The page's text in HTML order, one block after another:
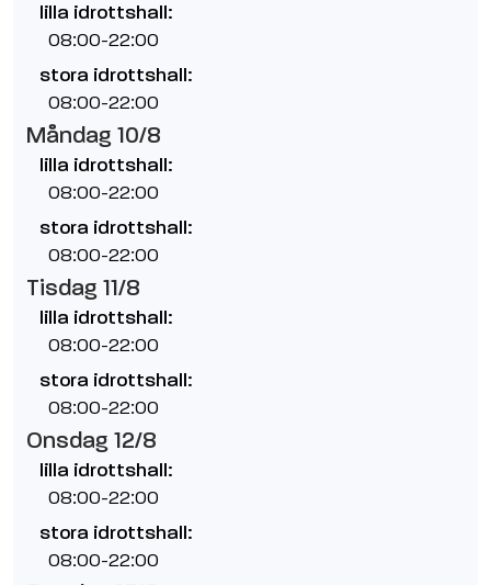
lilla idrottshall:
08:00-22:00
stora idrottshall:
08:00-22:00
Måndag 10/8
lilla idrottshall:
08:00-22:00
stora idrottshall:
08:00-22:00
Tisdag 11/8
lilla idrottshall:
08:00-22:00
stora idrottshall:
08:00-22:00
Onsdag 12/8
lilla idrottshall:
08:00-22:00
stora idrottshall:
08:00-22:00